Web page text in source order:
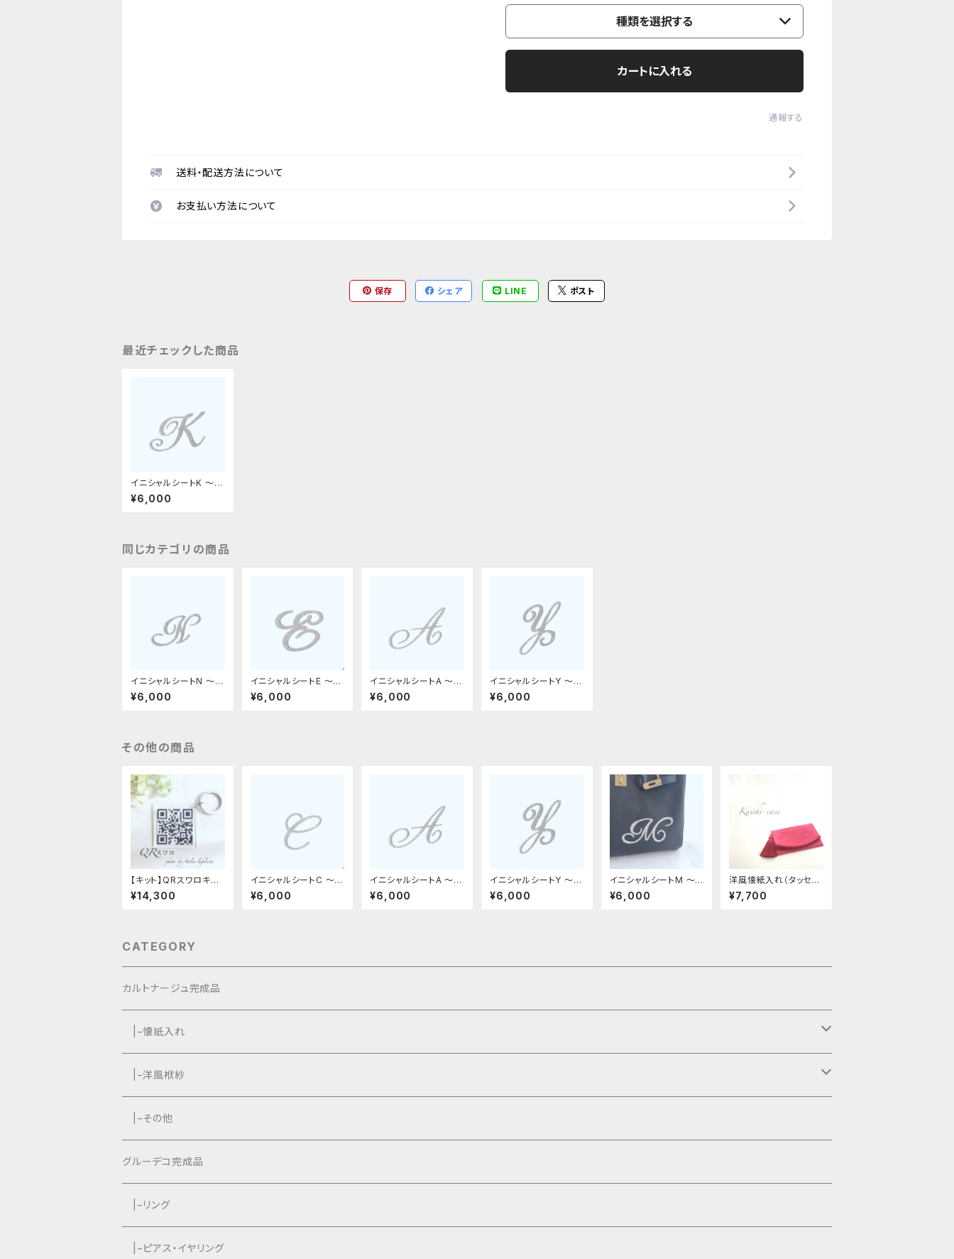
種類を選択する
カートに入れる
通報する
送料・配送方法について
お支払い方法について
保存 シェア LINE ポスト
最近チェックした商品
イニシャルシートK 〜革
デコ用フィット〜
¥6,000
同じカテゴリの商品
イニシャルシートN 〜革
デコ用フィット〜
¥6,000
イニシャルシートE 〜革
デコ用フィット〜
¥6,000
イニシャルシートA 〜革
デコ用フィット〜
¥6,000
イニシャルシートY 〜革
デコ用フィット〜
¥6,000
その他の商品
【キット】QRスワロキー
ホルダー
¥14,300
イニシャルシートC 〜革
デコ用フィット〜
¥6,000
イニシャルシートA 〜革
デコ用フィット〜
¥6,000
イニシャルシートY 〜革
デコ用フィット〜
¥6,000
イニシャルシートM 〜
革デコ用フィット〜
¥6,000
洋風懐紙入れ（タッセル
付き）
¥7,700
CATEGORY
カルトナージュ完成品
|−懐紙入れ
|−タッセル付き
|−タッセルなし
|−洋風袱紗
|−タッセル付き
|−タッセルなし
|−その他
グルーデコ完成品
|−リング
|−ピアス・イヤリング